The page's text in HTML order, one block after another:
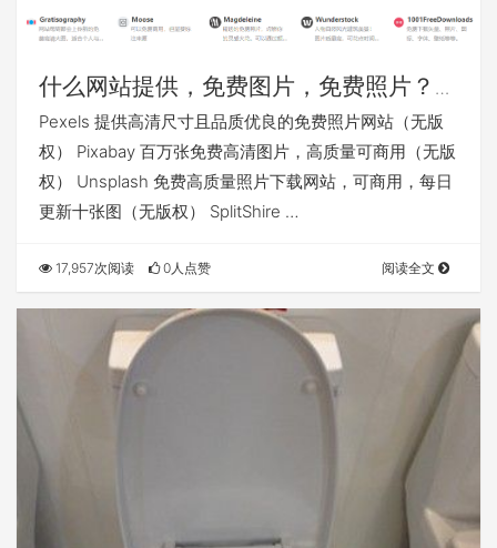
什么网站提供，免费图片，免费照片？无
版权？
Pexels 提供高清尺寸且品质优良的免费照片网站（无版
权） Pixabay 百万张免费高清图片，高质量可商用（无版
权） Unsplash 免费高质量照片下载网站，可商用，每日
更新十张图（无版权） SplitShire …
17,957次阅读 0人点赞 阅读全文